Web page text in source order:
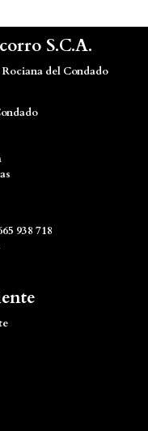
S.C.A.
del Condado
938 718